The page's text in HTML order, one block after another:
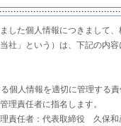
した個人情報につきまして
社」という）は、下記の内
個人情報を適切に管理する
理責任者に指名します。
責任者：代表取締役 久保和